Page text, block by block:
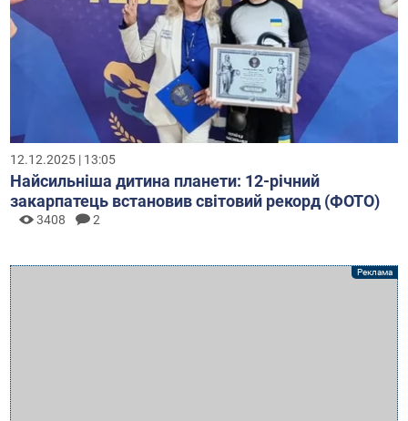
12.12.2025 | 13:05
Найсильніша дитина планети: 12-річний
закарпатець встановив світовий рекорд (ФОТО)
3408 2